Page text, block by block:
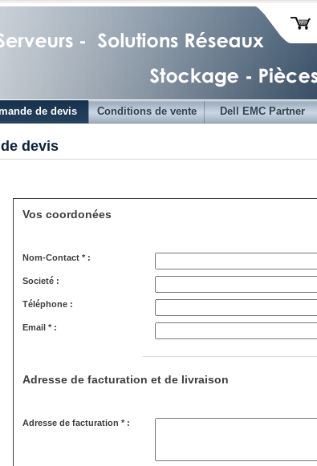
de devis Conditions de vente Dell EMC Partner
devis
Vos coordonées
Nom-Contact * :
Societé :
Téléphone :
Email * :
Adresse de facturation et de livraison
Adresse de facturation * :